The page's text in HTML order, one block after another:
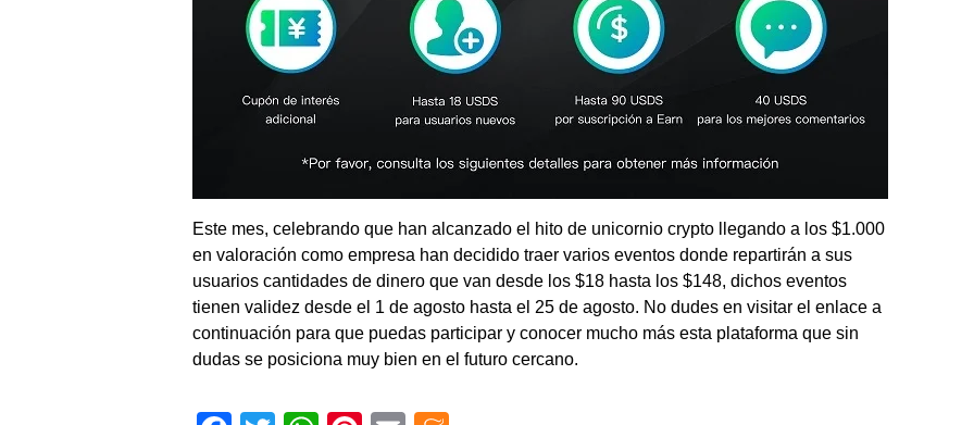
Este mes, celebrando que han alcanzado el hito de unicornio crypto llegando a los $1.000
en valoración como empresa han decidido traer varios eventos donde repartirán a sus
usuarios cantidades de dinero que van desde los $18 hasta los $148, dichos eventos
tienen validez desde el 1 de agosto hasta el 25 de agosto. No dudes en visitar el enlace a
continuación para que puedas participar y conocer mucho más esta plataforma que sin
dudas se posiciona muy bien en el futuro cercano.